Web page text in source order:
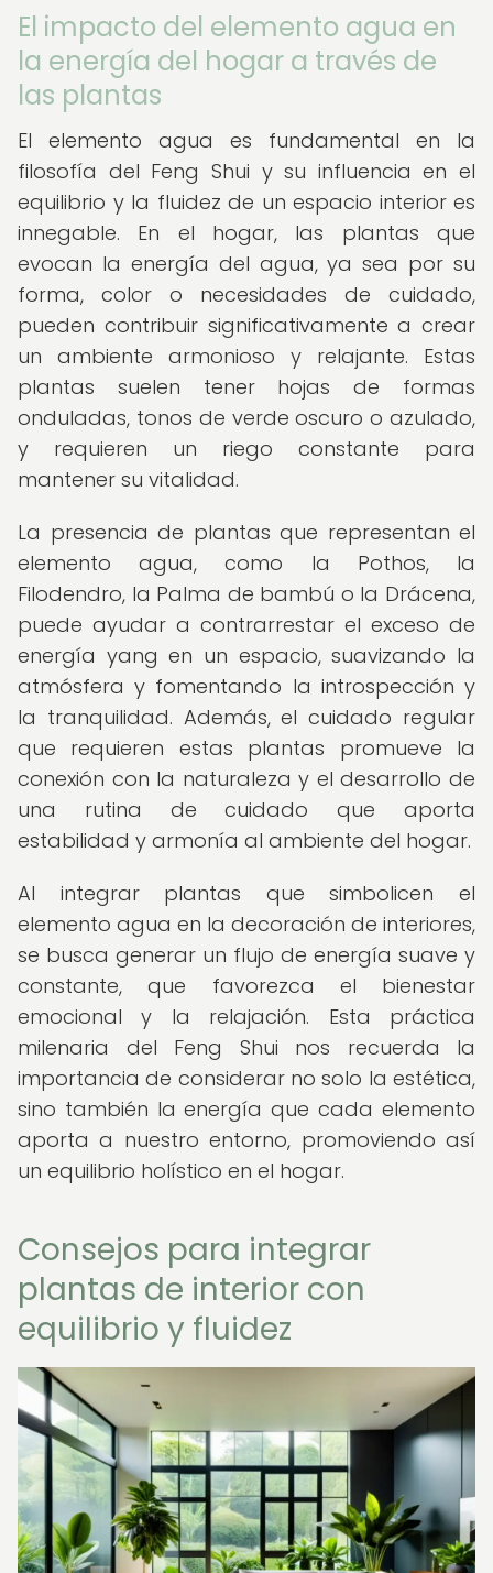
El impacto del elemento agua en
la energía del hogar a través de
las plantas
El elemento agua es fundamental en la
filosofía del Feng Shui y su influencia en el
equilibrio y la fluidez de un espacio interior es
innegable. En el hogar, las plantas que
evocan la energía del agua, ya sea por su
forma, color o necesidades de cuidado,
pueden contribuir significativamente a crear
un ambiente armonioso y relajante. Estas
plantas suelen tener hojas de formas
onduladas, tonos de verde oscuro o azulado,
y requieren un riego constante para
mantener su vitalidad.
La presencia de plantas que representan el
elemento agua, como la Pothos, la
Filodendro, la Palma de bambú o la Drácena,
puede ayudar a contrarrestar el exceso de
energía yang en un espacio, suavizando la
atmósfera y fomentando la introspección y
la tranquilidad. Además, el cuidado regular
que requieren estas plantas promueve la
conexión con la naturaleza y el desarrollo de
una rutina de cuidado que aporta
estabilidad y armonía al ambiente del hogar.
Al integrar plantas que simbolicen el
elemento agua en la decoración de interiores,
se busca generar un flujo de energía suave y
constante, que favorezca el bienestar
emocional y la relajación. Esta práctica
milenaria del Feng Shui nos recuerda la
importancia de considerar no solo la estética,
sino también la energía que cada elemento
aporta a nuestro entorno, promoviendo así
un equilibrio holístico en el hogar.
Consejos para integrar
plantas de interior con
equilibrio y fluidez